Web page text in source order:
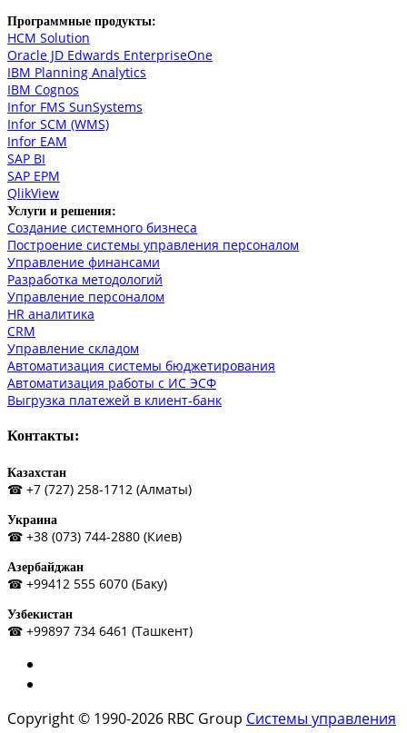
Программные продукты:
HCM Solution
Oracle JD Edwards EnterpriseOne
IBM Planning Analytics
IBM Cognos
Infor FMS SunSystems
Infor SCM (WMS)
Infor EAM
SAP BI
SAP EPM
QlikView
Услуги и решения:
Создание системного бизнеса
Построение системы управления персоналом
Управление финансами
Разработка методологий
Управление персоналом
HR аналитика
СRM
Управление складом
Автоматизация системы бюджетирования
Автоматизация работы с ИС ЭСФ
Выгрузка платежей в клиент-банк
Контакты:
Казахстан
☎ +7 (727) 258-1712 (Алматы)
Украина
☎ +38 (073) 744-2880 (Киев)
Азербайджан
☎ +99412 555 6070 (Баку)
Узбекистан
☎ +99897 734 6461 (Ташкент)
Copyright © 1990-2026 RBC Group Системы управления